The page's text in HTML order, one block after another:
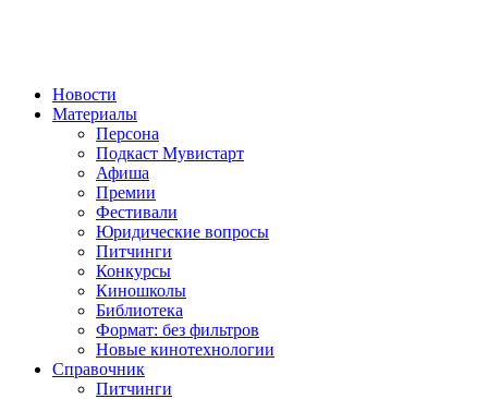
Новости
Материалы
Персона
Подкаст Мувистарт
Афиша
Премии
Фестивали
Юридические вопросы
Питчинги
Конкурсы
Киношколы
Библиотека
Формат: без фильтров
Новые кинотехнологии
Справочник
Питчинги